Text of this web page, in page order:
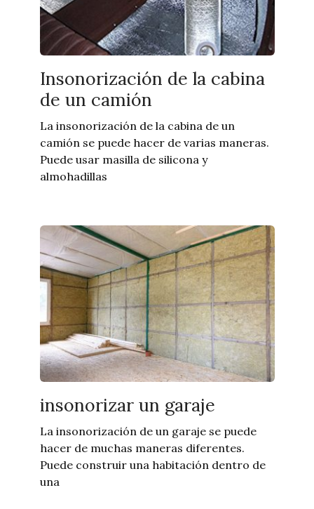
Insonorización de la cabina
de un camión
La insonorización de la cabina de un
camión se puede hacer de varias maneras.
Puede usar masilla de silicona y
almohadillas
insonorizar un garaje
La insonorización de un garaje se puede
hacer de muchas maneras diferentes.
Puede construir una habitación dentro de
una